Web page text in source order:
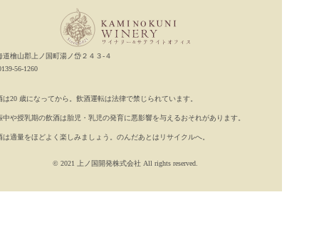
道檜山郡上ノ国町湯ノ岱２４３-４
56-1260
は20 歳になってから。飲酒運転は法律で禁じられています。
中や授乳期の飲酒は胎児・乳児の発育に悪影響を与えるおそれがあります。
は適量をほどよく楽しみましょう。のんだあとはリサイクルへ。
© 2021 上ノ国開発株式会社 All rights reserved.